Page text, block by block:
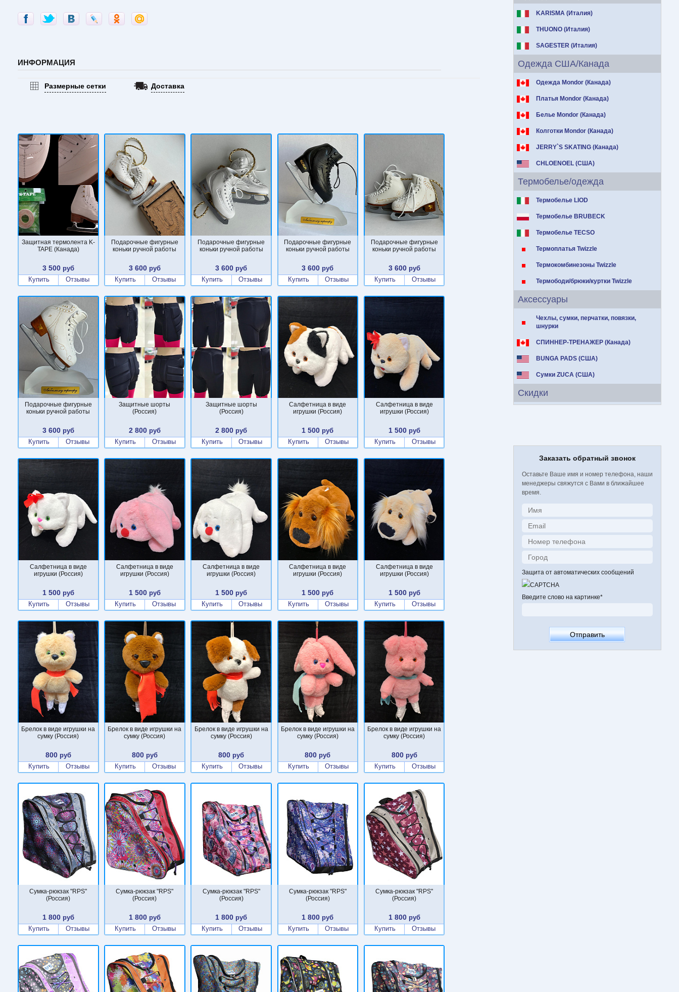
KARISMA (Италия)
THUONO (Италия)
SAGESTER (Италия)
Одежда США/Канада
Одежда Mondor (Канада)
Платья Mondor (Канада)
Белье Mondor (Канада)
Колготки Mondor (Канада)
JERRY`S SKATING (Канада)
CHLOENOEL (США)
Термобелье/одежда
Термобелье LIOD
Термобелье BRUBECK
Термобелье TECSO
Термоплатья Twizzle
Термокомбинезоны Twizzle
Термободи/брюки/куртки Twizzle
Аксессуары
Чехлы, сумки, перчатки, повязки,
шнурки
СПИННЕР-ТРЕНАЖЕР (Канада)
BUNGA PADS (США)
Сумки ZUCA (США)
Скидки
Заказать обратный звонок
Оставьте Ваше имя и номер телефона, наши
менеджеры свяжутся с Вами в ближайшее
время.
Защита от автоматических сообщений
Введите слово на картинке*
ИНФОРМАЦИЯ
Размерные сетки Доставка
Защитная термолента K-
TAPE (Канада)
3 500руб
Купить
Отзывы
Подарочные фигурные
коньки ручной работы
3 600руб
Купить
Отзывы
Подарочные фигурные
коньки ручной работы
3 600 руб
Купить
Отзывы
Подарочные фигурные
коньки ручной работы
3 600 руб
Купить
Отзывы
Подарочные фигурные
коньки ручной работы
3 600руб
Купить
Отзывы
Подарочные фигурные
коньки ручной работы
3 600руб
Купить
Отзывы
Защитные шорты
(Россия)
2 800руб
Купить
Отзывы
Защитные шорты
(Россия)
2 800 руб
Купить
Отзывы
Салфетница в виде
игрушки (Россия)
1 500 руб
Купить
Отзывы
Салфетница в виде
игрушки (Россия)
1 500руб
Купить
Отзывы
Салфетница в виде
игрушки (Россия)
1 500руб
Купить
Отзывы
Салфетница в виде
игрушки (Россия)
1 500руб
Купить
Отзывы
Салфетница в виде
игрушки (Россия)
1 500 руб
Купить
Отзывы
Салфетница в виде
игрушки (Россия)
1 500 руб
Купить
Отзывы
Салфетница в виде
игрушки (Россия)
1 500руб
Купить
Отзывы
Брелок в виде игрушки на
сумку (Россия)
800руб
Купить
Отзывы
Брелок в виде игрушки на
сумку (Россия)
800руб
Купить
Отзывы
Брелок в виде игрушки на
сумку (Россия)
800 руб
Купить
Отзывы
Брелок в виде игрушки на
сумку (Россия)
800 руб
Купить
Отзывы
Брелок в виде игрушки на
сумку (Россия)
800руб
Купить
Отзывы
Сумка-рюкзак "RPS"
(Россия)
1 800руб
Купить
Отзывы
Сумка-рюкзак "RPS"
(Россия)
1 800руб
Купить
Отзывы
Сумка-рюкзак "RPS"
(Россия)
1 800 руб
Купить
Отзывы
Сумка-рюкзак "RPS"
(Россия)
1 800 руб
Купить
Отзывы
Сумка-рюкзак "RPS"
(Россия)
1 800руб
Купить
Отзывы